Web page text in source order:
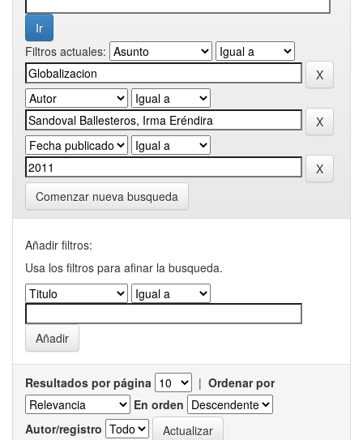
Filtros actuales:
Comenzar nueva busqueda
Añadir filtros:
Usa los filtros para afinar la busqueda.
Resultados por página | Ordenar por
En orden
Autor/registro